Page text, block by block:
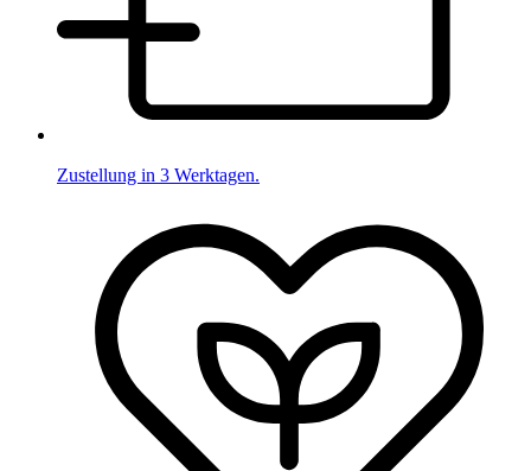
Zustellung in 3 Werktagen.